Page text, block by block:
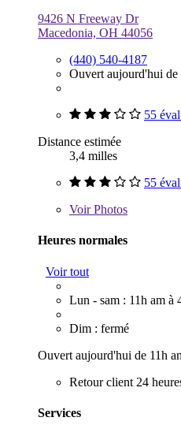
9426 N Freeway Dr
Macedonia, OH 44056
(440) 540-4187
Ouvert aujourd'hui de
55
Distance estimée
3,4 milles
55
VoirPhotos
Heures normales
Voir tout
Lun - sam : 11h am à
Dim : fermé
Ouvert aujourd'hui de 11h
Retour client 24
Services